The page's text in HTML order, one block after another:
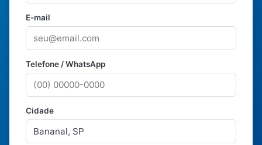
E-mail
Telefone / WhatsApp
Cidade